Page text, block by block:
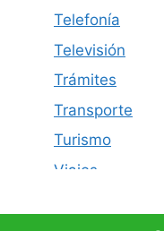
Telefonía
Televisión
Trámites
Transporte
Turismo
Viajes